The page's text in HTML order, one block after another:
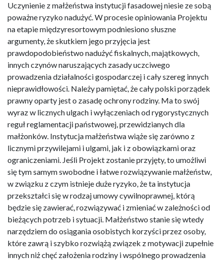
Uczynienie z małżeństwa instytucji fasadowej niesie ze sobą
poważne ryzyko nadużyć. W procesie opiniowania Projektu
na etapie międzyresortowym podniesiono słuszne
argumenty, że skutkiem jego przyjęcia jest
prawdopodobieństwo nadużyć fiskalnych, majątkowych,
innych czynów naruszających zasady uczciwego
prowadzenia działalności gospodarczej i cały szereg innych
nieprawidłowości. Należy pamiętać, że cały polski porządek
prawny oparty jest o zasadę ochrony rodziny. Ma to swój
wyraz w licznych ulgach i wyłączeniach od rygorystycznych
reguł reglamentacji państwowej, przewidzianych dla
małżonków. Instytucja małżeństwa wiąże się zarówno z
licznymi przywilejami i ulgami, jak i z obowiązkami oraz
ograniczeniami. Jeśli Projekt zostanie przyjęty, to umożliwi
się tym samym swobodne i łatwe rozwiązywanie małżeństw,
w związku z czym istnieje duże ryzyko, że ta instytucja
przekształci się w rodzaj umowy cywilnoprawnej, którą
będzie się zawierać, rozwiązywać i zmieniać w zależności od
bieżących potrzeb i sytuacji. Małżeństwo stanie się wtedy
narzędziem do osiągania osobistych korzyści przez osoby,
które zawrą i szybko rozwiążą związek z motywacji zupełnie
innych niż chęć założenia rodziny i wspólnego prowadzenia